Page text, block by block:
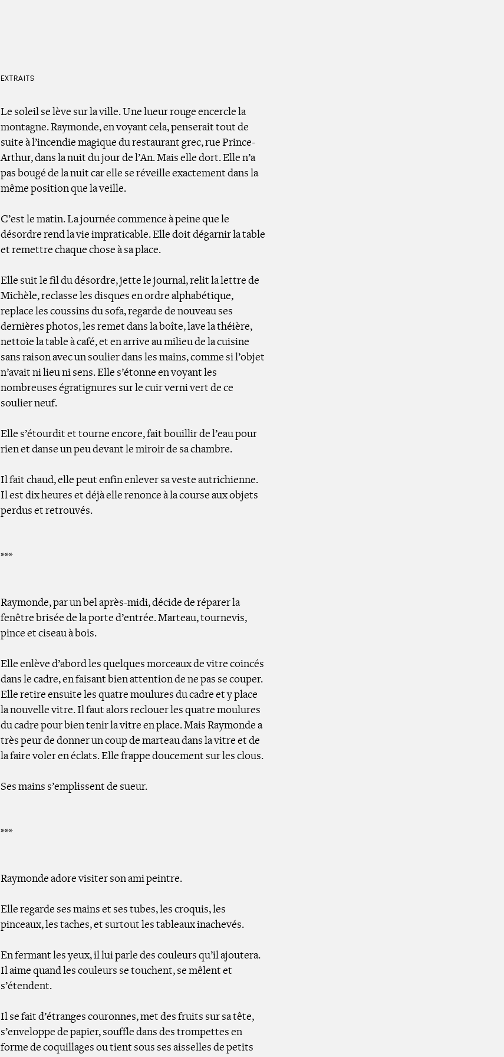
EXTRAITS
Le soleil se lève sur la ville. Une lueur rouge encercle la
montagne. Raymonde, en voyant cela, penserait tout de
suite à l’incendie magique du restaurant grec, rue Prince-
Arthur, dans la nuit du jour de l’An. Mais elle dort. Elle n’a
pas bougé de la nuit car elle se réveille exactement dans la
même position que la veille.
C’est le matin. La journée commence à peine que le
désordre rend la vie impraticable. Elle doit dégarnir la table
et remettre chaque chose à sa place.
Elle suit le fil du désordre, jette le journal, relit la lettre de
Michèle, reclasse les disques en ordre alphabétique,
replace les coussins du sofa, regarde de nouveau ses
dernières photos, les remet dans la boîte, lave la théière,
nettoie la table à café, et en arrive au milieu de la cuisine
sans raison avec un soulier dans les mains, comme si l’objet
n’avait ni lieu ni sens. Elle s’étonne en voyant les
nombreuses égratignures sur le cuir verni vert de ce
soulier neuf.
Elle s’étourdit et tourne encore, fait bouillir de l’eau pour
rien et danse un peu devant le miroir de sa chambre.
Il fait chaud, elle peut enfin enlever sa veste autrichienne.
Il est dix heures et déjà elle renonce à la course aux objets
perdus et retrouvés.
***
Raymonde, par un bel après-midi, décide de réparer la
fenêtre brisée de la porte d’entrée. Marteau, tournevis,
pince et ciseau à bois.
Elle enlève d’abord les quelques morceaux de vitre coincés
dans le cadre, en faisant bien attention de ne pas se couper.
Elle retire ensuite les quatre moulures du cadre et y place
la nouvelle vitre. Il faut alors reclouer les quatre moulures
du cadre pour bien tenir la vitre en place. Mais Raymonde a
très peur de donner un coup de marteau dans la vitre et de
la faire voler en éclats. Elle frappe doucement sur les clous.
Ses mains s’emplissent de sueur.
***
Raymonde adore visiter son ami peintre.
Elle regarde ses mains et ses tubes, les croquis, les
pinceaux, les taches, et surtout les tableaux inachevés.
En fermant les yeux, il lui parle des couleurs qu’il ajoutera.
Il aime quand les couleurs se touchent, se mêlent et
s’étendent.
Il se fait d’étranges couronnes, met des fruits sur sa tête,
s’enveloppe de papier, souffle dans des trompettes en
forme de coquillages ou tient sous ses aisselles de petits